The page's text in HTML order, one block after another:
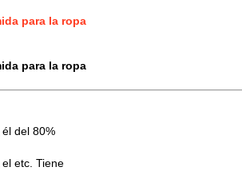
para la ropa
para la ropa
del 80%
etc. Tiene